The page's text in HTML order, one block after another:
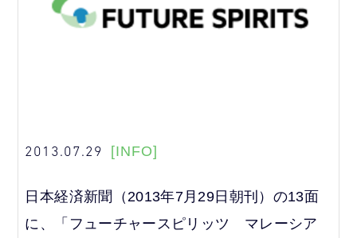
2013.07.29 [INFO]
日本経済新聞（2013年7月29日朝刊）の13面
に、「フューチャースピリッツ マレーシア